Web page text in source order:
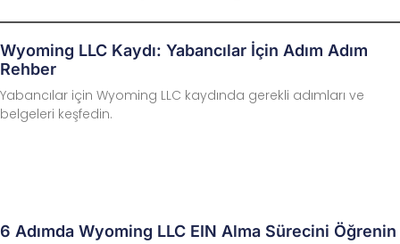
Wyoming LLC Kaydı: Yabancılar İçin Adım Adım
Rehber
Yabancılar için Wyoming LLC kaydında gerekli adımları ve
belgeleri keşfedin.
6 Adımda Wyoming LLC EIN Alma Sürecini Öğrenin